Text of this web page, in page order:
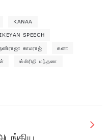
KANAA
SPEECH
காமராஜ் கனா
ஸ்மிரிதி மந்தனா